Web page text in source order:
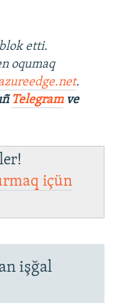
blok etti.
oqumaq
.
Telegramve
içün
işğal